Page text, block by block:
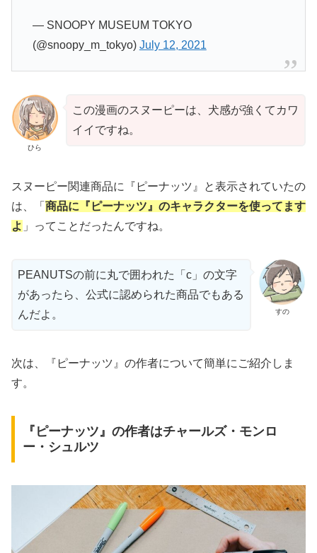
— SNOOPY MUSEUM TOKYO
(@snoopy_m_tokyo) July 12, 2021
ひら
この漫画のスヌーピーは、犬感が強くてカワ
イイですね。
スヌーピー関連商品に『ピーナッツ』と表示されていたの
は、「 商品に『ピーナッツ』のキャラクターを使ってます
よ 」ってことだったんですね。
すの
PEANUTSの前に丸で囲われた「c」の文字
があったら、公式に認められた商品でもある
んだよ。
次は、『ピーナッツ』の作者について簡単にご紹介しま
す。
『ピーナッツ』の作者はチャールズ・モンロ
ー・シュルツ